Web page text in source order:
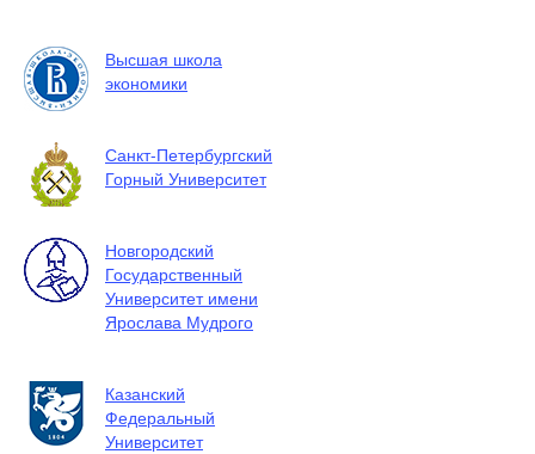
Высшая школа
экономики
Санкт-Петербургский
Горный Университет
Новгородский
Государственный
Университет имени
Ярослава Мудрого
Казанский
Федеральный
Университет